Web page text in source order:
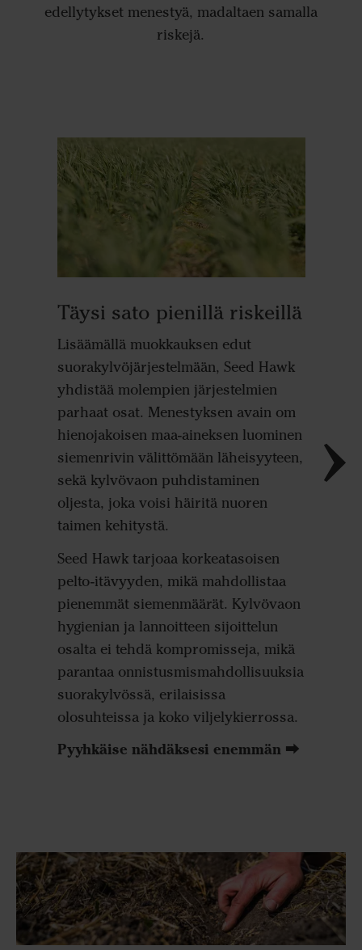
edellytykset menestyä, madaltaen samalla
riskejä.
Täysi sato pienillä riskeillä
Lisäämällä muokkauksen edut
suorakylvöjärjestelmään, Seed Hawk
yhdistää molempien järjestelmien
parhaat osat. Menestyksen avain om
hienojakoisen maa-aineksen luominen
siemenrivin välittömään läheisyyteen,
sekä kylvövaon puhdistaminen
oljesta, joka voisi häiritä nuoren
taimen kehitystä.
Seed Hawk tarjoaa korkeatasoisen
pelto-itävyyden, mikä mahdollistaa
pienemmät siemenmäärät. Kylvövaon
hygienian ja lannoitteen sijoittelun
osalta ei tehdä kompromisseja, mikä
parantaa onnistusmismahdollisuuksia
suorakylvössä, erilaisissa
olosuhteissa ja koko viljelykierrossa.
Pyyhkäise nähdäksesi enemmän ⮕